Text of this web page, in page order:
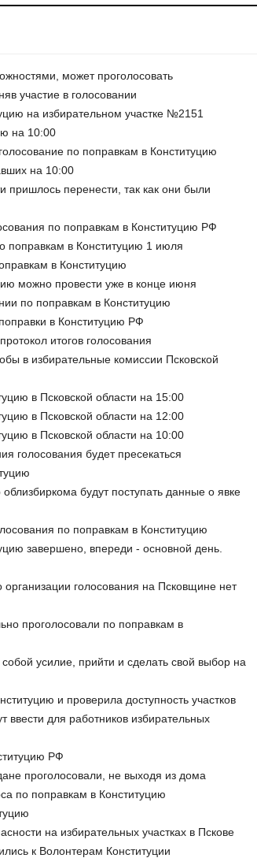
может проголосовать
участие в голосовании
на избирательном участке №2151
на 10:00
по поправкам в Конституцию
на 10:00
пришлось перенести, так как они были
по поправкам в Конституцию РФ
поправкам в Конституцию 1 июля
в Конституцию
можно провести уже в конце июня
по поправкам в Конституцию
в Конституцию РФ
итогов голосования
в избирательные комиссии Псковской
в Псковской области на 15:00
в Псковской области на 12:00
в Псковской области на 10:00
голосования будет пресекаться
будут поступать данные о явке
по поправкам в Конституцию
завершено, впереди - основной день.
голосования на Псковщине нет
проголосовали по поправкам в
усилие, прийти и сделать свой выбор на
и проверила доступность участков
для работников избирательных
РФ
проголосовали, не выходя из дома
по поправкам в Конституцию
на избирательных участках в Пскове
к Волонтерам Конституции